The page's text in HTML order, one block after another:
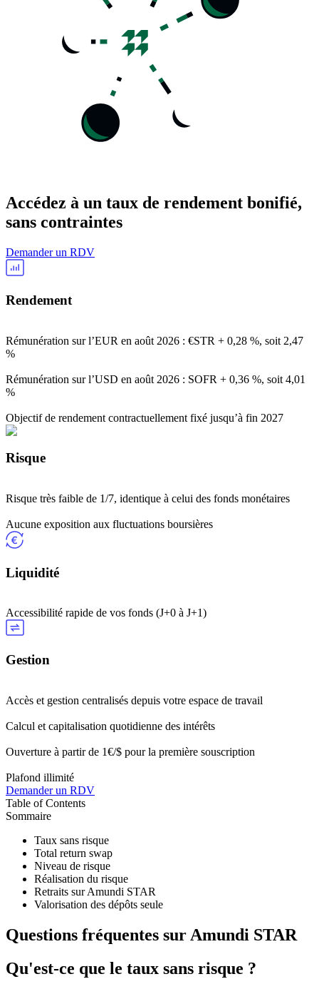
Accédez à un taux de rendement bonifié,
sans contraintes
Demander un RDV
Rendement
Rémunération sur l’EUR en août 2026 : €STR + 0,28 %, soit 2,47
%
Rémunération sur l’USD en août 2026 : SOFR + 0,36 %, soit 4,01
%
Objectif de rendement contractuellement fixé jusqu’à fin 2027
Risque
Risque très faible de 1/7, identique à celui des fonds monétaires
Aucune exposition aux fluctuations boursières
Liquidité
Accessibilité rapide de vos fonds (J+0 à J+1)
Gestion
Accès et gestion centralisés depuis votre espace de travail
Calcul et capitalisation quotidienne des intérêts
Ouverture à partir de 1€/$ pour la première souscription
Plafond illimité
Demander un RDV
Table of Contents
Sommaire
Taux sans risque
Total return swap
Niveau de risque
Réalisation du risque
Retraits sur Amundi STAR
Valorisation des dépôts seule
Questions fréquentes sur Amundi STAR
Qu'est-ce que le taux sans risque ?